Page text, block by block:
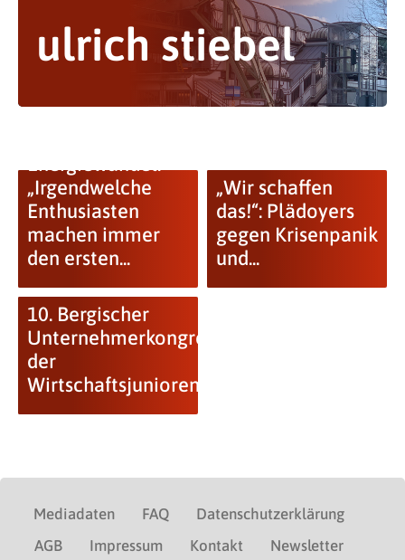
ulrich stiebel
„Irgendwelche
Enthusiasten
machen immer
den ersten...
„Wir schaffen
das!“: Plädoyers
gegen Krisenpanik
und...
10. Bergischer
Unternehmerkongress
der
Wirtschaftsjunioren
Mediadaten FAQ
Datenschutzerklärung
AGB
Impressum Kontakt Newsletter